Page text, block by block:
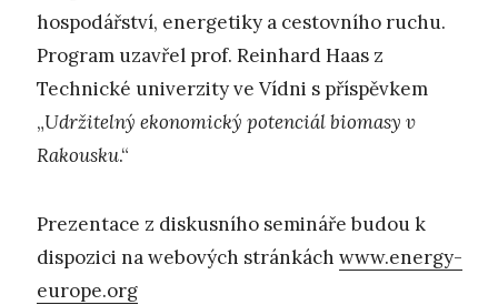
hospodářství, energetiky a cestovního ruchu.
Program uzavřel prof. Reinhard Haas z
Technické univerzity ve Vídni s příspěvkem
„Udržitelný ekonomický potenciál biomasy v
Rakousku.“
Prezentace z diskusního semináře budou k
dispozici na webových stránkách www.energy-
europe.org